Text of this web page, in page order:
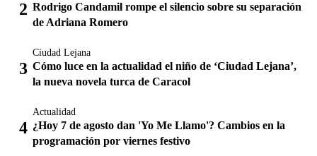
Rodrigo Candamil rompe el silencio sobre su separación
de Adriana Romero
Ciudad Lejana
Cómo luce en la actualidad el niño de ‘Ciudad Lejana’,
la nueva novela turca de Caracol
Actualidad
¿Hoy 7 de agosto dan 'Yo Me Llamo'? Cambios en la
programación por viernes festivo